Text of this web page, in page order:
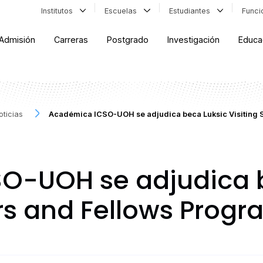
Institutos Escuelas Estudiantes
Carreras Postgrado Investigación
Académica ICSO-UOH se adjudica beca Luksic Visiting
UOH se adjudica
and Fellows